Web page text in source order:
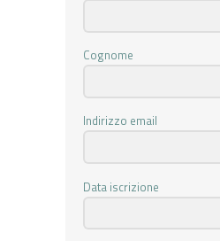
Cognome
Indirizzo email
Data iscrizione